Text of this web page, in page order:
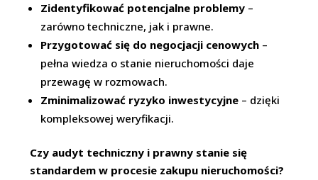
Zidentyfikować potencjalne problemy –
zarówno techniczne, jak i prawne.
Przygotować się do negocjacji cenowych –
pełna wiedza o stanie nieruchomości daje
przewagę w rozmowach.
Zminimalizować ryzyko inwestycyjne – dzięki
kompleksowej weryfikacji.
Czy audyt techniczny i prawny stanie się
standardem w procesie zakupu nieruchomości?